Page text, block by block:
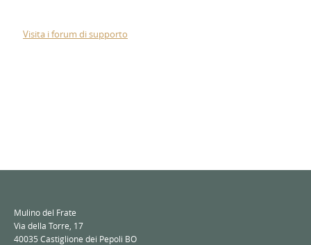
Visita i forum di supporto
Mulino del Frate
Via della Torre, 17
40035 Castiglione dei Pepoli BO